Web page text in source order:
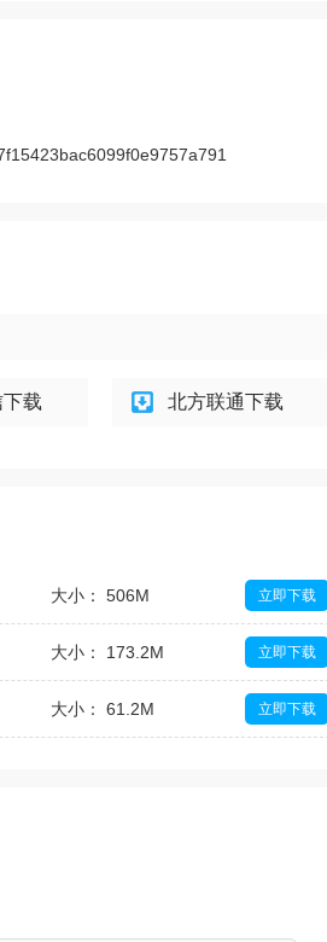
载 北方联通下载
大小： 506M 立即下载
大小： 173.2M 立即下载
大小： 61.2M 立即下载